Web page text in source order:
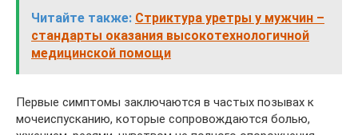
Читайте также: Стриктура уретры у мужчин –
стандарты оказания высокотехнологичной
медицинской помощи
Первые симптомы заключаются в частых позывах к
мочеиспусканию, которые сопровождаются болью,